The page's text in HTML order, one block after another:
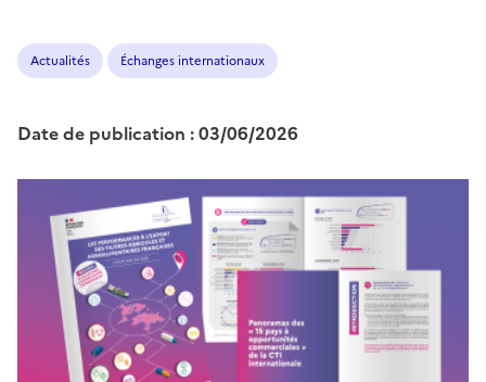
Actualités Échanges internationaux
Date de publication : 03/06/2026